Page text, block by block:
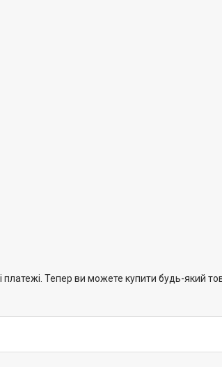
платежі. Тепер ви можете купити будь-який